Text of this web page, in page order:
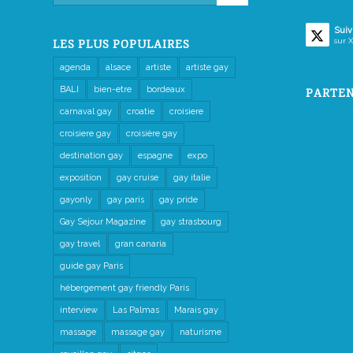
LES PLUS POPULAIRES
agenda alsace artiste artiste gay
BALI bien-etre bordeaux
carnaval gay croatie croisiere
croisiere gay croisière gay
destination gay espagne expo
exposition gay cruise gay italie
gayonly gay paris gay pride
Gay Sejour Magazine gay strasbourg
gay travel gran canaria
guide gay Paris
hébergement gay friendly Paris
interview Las Palmas Marais gay
massage massage gay naturisme
sur X